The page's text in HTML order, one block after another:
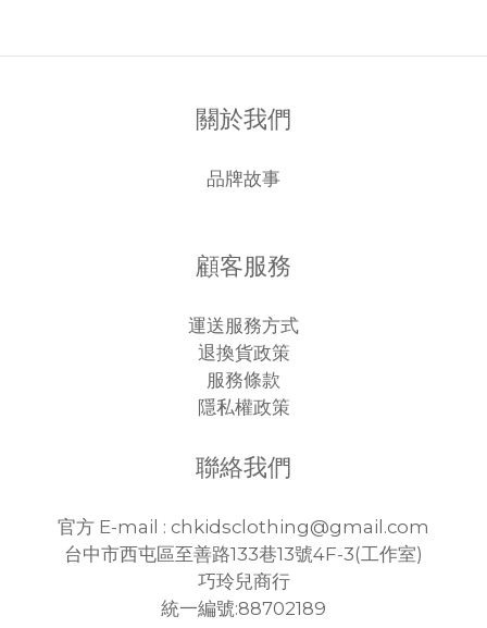
關於我們
品牌故事
顧客服務
運送服務方式
退換貨政策
服務條款
隱私權政策
聯絡我們
官方 E-mail : chkidsclothing@gmail.com
台中市西屯區至善路133巷13號4F-3(工作室)
巧玲兒商行
統一編號:88702189